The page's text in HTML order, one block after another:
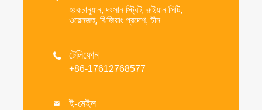
হংকচানুয়ান, দংসান স্ট্রিট, রুইয়ান সিটি,
ওয়েনজহু, ঝিজিয়াং প্রদেশ, চীন
 টেলিফোন
+86-17612768577
 ই-মেইল